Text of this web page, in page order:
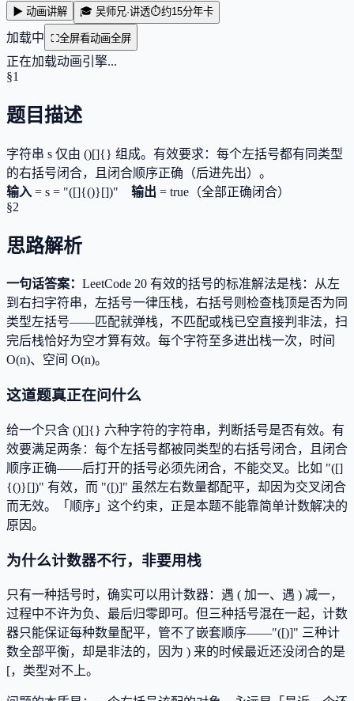
▶ 动画讲解 🎓 吴师兄·讲透⏱约15分年卡
加载中 ⛶全屏看动画全屏
正在加载动画引擎...
§1
题目描述
字符串 s 仅由 ()[]{} 组成。有效要求：每个左括号都有同类型
的右括号闭合，且闭合顺序正确（后进先出）。
输入 = s = "([]{()}[])" 输出 = true（全部正确闭合）
§2
思路解析
一句话答案： LeetCode 20 有效的括号的标准解法是栈：从左
到右扫字符串，左括号一律压栈，右括号则检查栈顶是否为同
类型左括号——匹配就弹栈，不匹配或栈已空直接判非法，扫
完后栈恰好为空才算有效。每个字符至多进出栈一次，时间
O(n)、空间 O(n)。
这道题真正在问什么
给一个只含 ()[]{} 六种字符的字符串，判断括号是否有效。有
效要满足两条：每个左括号都被同类型的右括号闭合，且闭合
顺序正确——后打开的括号必须先闭合，不能交叉。比如 "([]
{()}[])" 有效，而 "([)]" 虽然左右数量都配平，却因为交叉闭合
而无效。「顺序」这个约束，正是本题不能靠简单计数解决的
原因。
为什么计数器不行，非要用栈
只有一种括号时，确实可以用计数器：遇 ( 加一、遇 ) 减一，
过程中不许为负、最后归零即可。但三种括号混在一起，计数
器只能保证每种数量配平，管不了嵌套顺序——"([)]" 三种计
数全部平衡，却是非法的，因为 ) 来的时候最近还没闭合的是
[，类型对不上。